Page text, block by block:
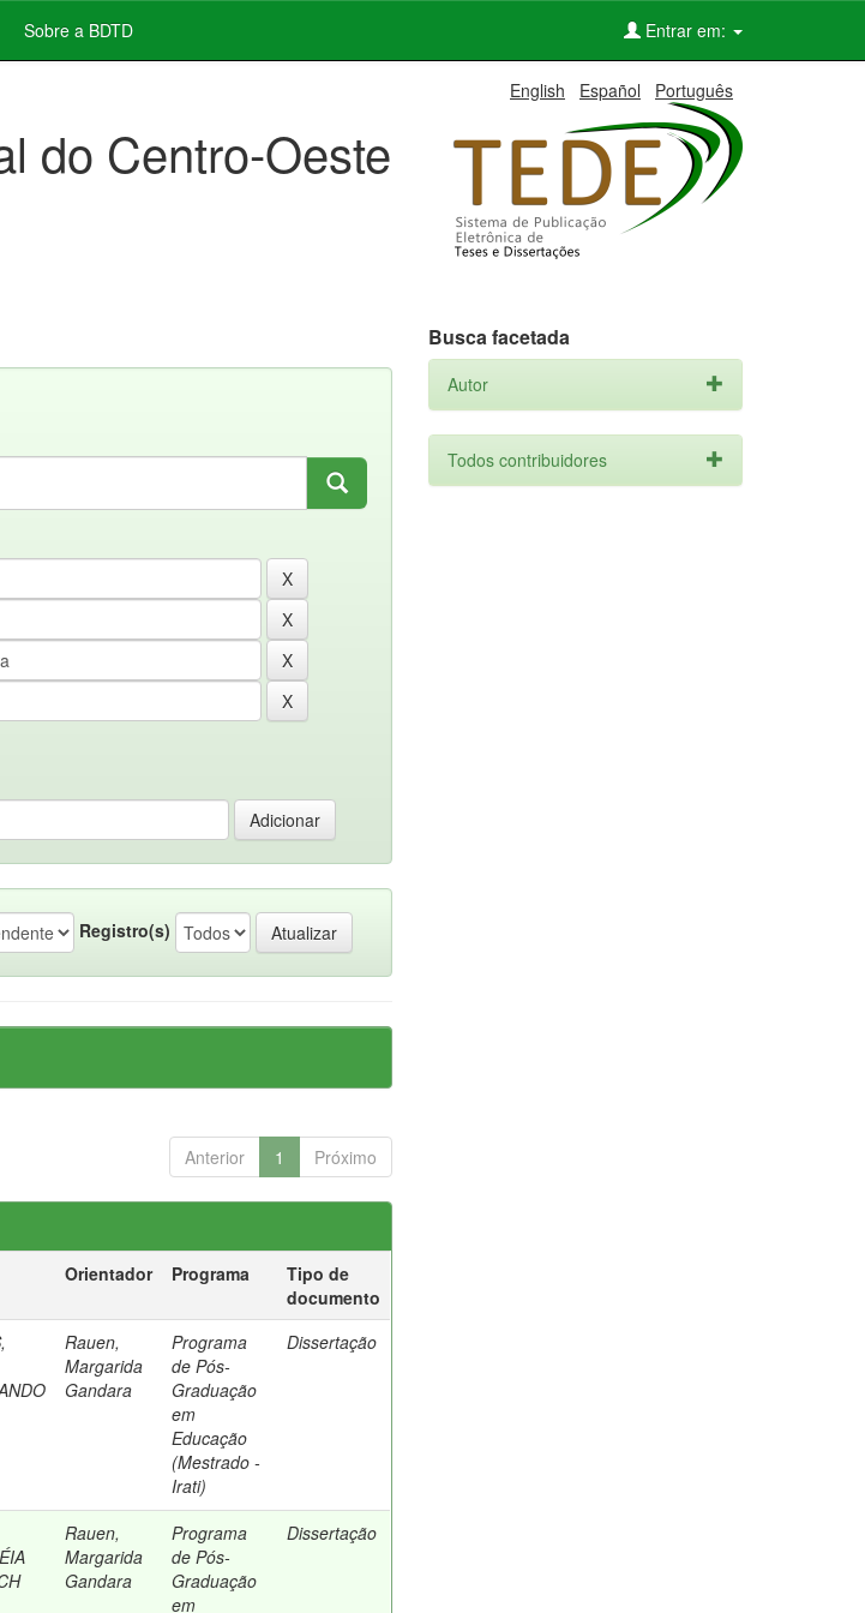
Sobre a BDTD Entrar em:
English Español Português
do Centro-Oeste
Registro(s)
Anterior 1 Próximo
Orientador Programa
Tipo de
documento
Rauen,
Margarida
Gandara
Programa
de Pós-
Graduação
em
Educação
(Mestrado -
Irati)
Dissertação
Rauen,
Margarida
Gandara
Programa
de Pós-
Graduação
em
Dissertação
Busca facetada
Autor
Todos contribuidores